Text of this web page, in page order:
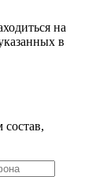
на
в